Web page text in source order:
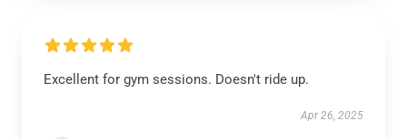
Excellent for gym sessions. Doesn't ride up.
Apr 26, 2025